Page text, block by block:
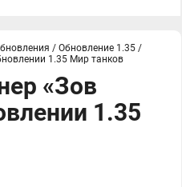
/ Обновление 1.35 /
1.35 Мир танков
«Зов
1.35